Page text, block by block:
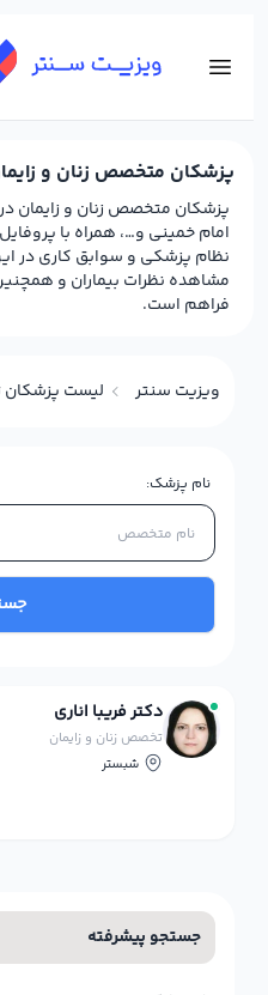
پزشکان متخصص زنان و
پزشکان متخصص زنان و زایمان در
امام خمینی و…، همراه با
نظام پزشکی و سوابق کاری در
مشاهده نظرات بیماران و
فراهم است.
ویزیت سنتر لیست پزشکان
نام پزشک:
دکتر فریبا اناری
تخصص زنان و زایمان
شبستر
جستجو پیشرفته